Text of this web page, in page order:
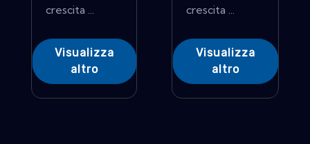
crescita ...
Visualizza
altro
crescita ...
Visualizza
altro